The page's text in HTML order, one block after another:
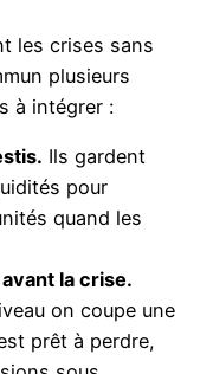
les crises sans
plusieurs
à intégrer :
Ils gardent
pour
quand les
la crise.
on coupe une
prêt à perdre,